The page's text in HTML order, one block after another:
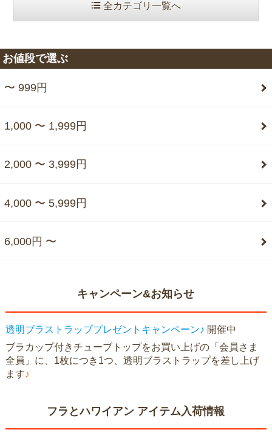
全カテゴリ一覧へ
お値段で選ぶ
〜 999円
1,000 〜 1,999円
2,000 〜 3,999円
4,000 〜 5,999円
6,000円 〜
キャンペーン&お知らせ
透明ブラストラッププレゼントキャンペーン♪ 開催中
ブラカップ付きチューブトップをお買い上げの「会員さま
全員」に、1枚につき1つ、透明ブラストラップを差し上げ
ます♪
フラとハワイアン アイテム入荷情報